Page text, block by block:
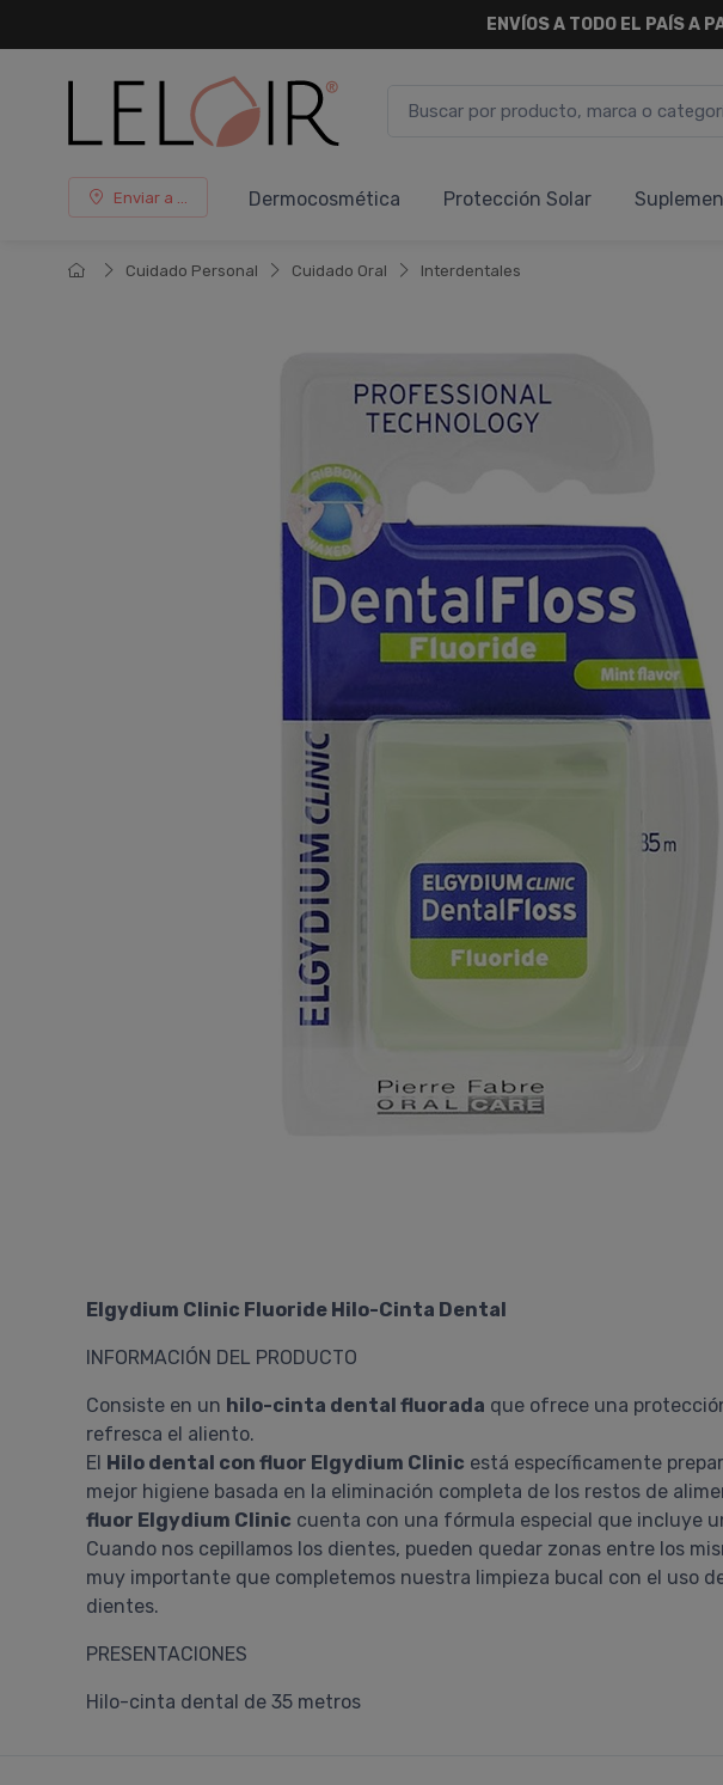
ENVÍOS A TODO EL PAÍS A
Enviar a ... Dermocosmética Protección Solar
Cuidado Personal Cuidado Oral Interdentales
Elgydium Clinic Fluoride Hilo-Cinta Dental
INFORMACIÓN DEL PRODUCTO
Consiste en un hilo-cinta dental fluorada que ofrece una
refresca el aliento.
El Hilo dental con fluor Elgydium Clinic está específicamente
mejor higiene basada en la eliminación completa de los restos de
fluor Elgydium Clinic cuenta con una fórmula especial que incluye
Cuando nos cepillamos los dientes, pueden quedar zonas entre los
muy importante que completemos nuestra limpieza bucal con el uso
dientes.
PRESENTACIONES
Hilo-cinta dental de 35 metros